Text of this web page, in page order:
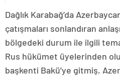
Dağlık Karabağ’da
çatışmaları sonlandıran
bölgedeki durum ile ilgili
Rus hükümet üyelerinden
başkenti Bakü’ye gitmiş,